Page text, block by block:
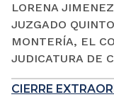
LORENA
JUZGADO
MONTERÍA, EL
JUDICATURA DE
CIERRE